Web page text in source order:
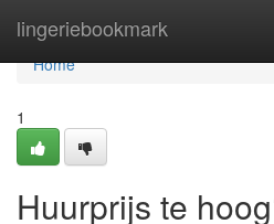
lingeriebookmark
Home
Home
1
Huurprijs te